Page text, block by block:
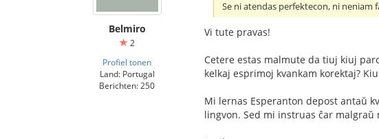
Belmiro
2
Profiel tonen
Land: Portugal
Berichten: 250
Se ni atendas perfektecon, ni neniam
Vi tute pravas!
Cetere estas malmute da tiuj kiuj
kelkaj esprimoj kvankam korektaj?
Mi lernas Esperanton depost antaŭ
lingvon. Sed mi instruas ĉar